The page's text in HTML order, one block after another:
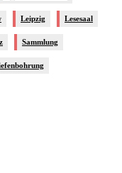
Leipzig Lesesaal
Sammlung